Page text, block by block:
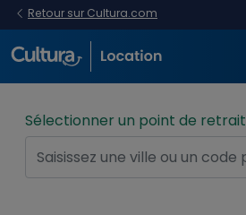
Retour sur Cultura.com
Sélectionner un point de retrait